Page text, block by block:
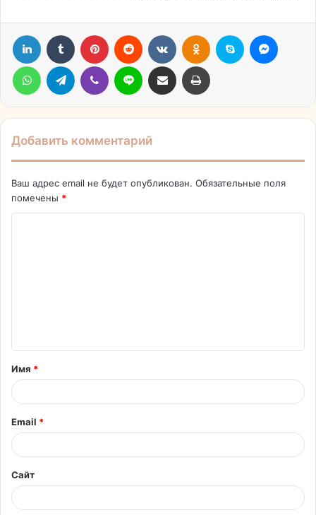
LinkedIn Tumblr Pinterest Reddit ВконтактеОдноклассники
Skype
WhatsAppTelegram Viber Line Поделиться через электронную почту Печатать
Добавить комментарий
Ваш адрес email не будет опубликован. Обязательные поля
помечены *
т
а
р
й
*
Имя *
Email *
Сайт